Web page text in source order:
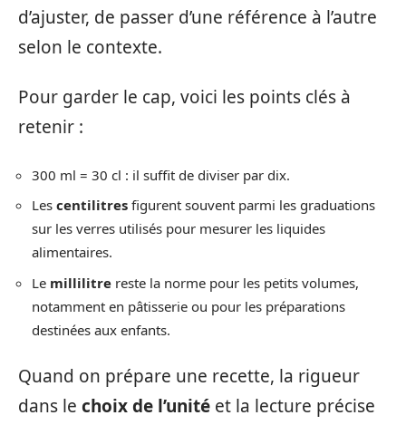
d’ajuster, de passer d’une référence à l’autre
selon le contexte.
Pour garder le cap, voici les points clés à
retenir :
300 ml = 30 cl : il suffit de diviser par dix.
Les centilitres figurent souvent parmi les graduations
sur les verres utilisés pour mesurer les liquides
alimentaires.
Le millilitre reste la norme pour les petits volumes,
notamment en pâtisserie ou pour les préparations
destinées aux enfants.
Quand on prépare une recette, la rigueur
dans le choix de l’unité et la lecture précise